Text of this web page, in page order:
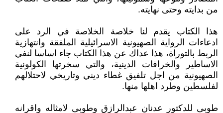
من بدايته وحتى نهايته.
هذا الكتاب يقدم لنا خلاصة الخلاصة في الرد على
ادعاءات الرواية الصهيونية الاسرائيلية الملفقة وانتهازية
الربط بالتوراة، هذا عداك عن هذا الكتاب جاء اساسا لنفي
الاساطير والخرافات الدينية، والتي سخرتها الكولونية
الصهيونية من اجل تلفيق غطاء ديني وتاريخي لاحتلالهم
لفلسطين وطرد اهلها منها.
طوبى للدكتور عدنان عبدالرازق وطوبى لامثاله واقرانه